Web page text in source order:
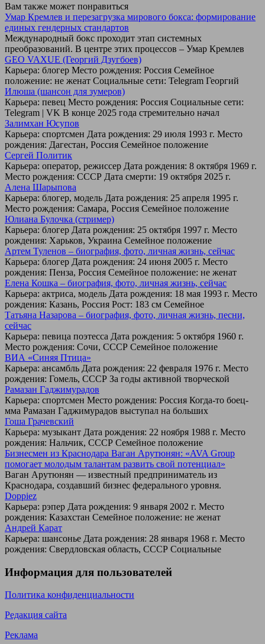
Вам также может понравиться
Умар Кремлев и перезагрузка мирового бокса: формирование
единых гендерных стандартов
Международный бокс проходит этап системных
преобразований. В центре этих процессов – Умар Кремлев
GEO VAXUE (Георгий Дзугбоев)
Карьера: блогер Место рождения: Россия Семейное
положение: не женат Социальные сети: Telegram Георгий
Илюша (шансон для зумеров)
Карьера: певец Место рождения: Россия Социальные сети:
Telegram | VK В конце 2025 года стремительно начал
Залимхан Юсупов
Карьера: спортсмен Дата рождения: 29 июля 1993 г. Место
рождения: Дагестан, Россия Семейное положение
Сергей Политик
Карьера: оператор, режиссер Дата рождения: 8 октября 1969 г.
Место рождения: СССР Дата смерти: 19 октября 2025 г.
Алена Шарыпова
Карьера: блогер, модель Дата рождения: 25 апреля 1995 г.
Место рождения: Самара, Россия Семейное положение
Юлиана Булочка (стример)
Карьера: блогер Дата рождения: 25 октября 1997 г. Место
рождения: Харьков, Украина Семейное положение
Артем Туленов – биография, фото, личная жизнь, сейчас
Карьера: блогер Дата рождения: 24 июня 2005 г. Место
рождения: Пенза, Россия Семейное положение: не женат
Елена Кошка – биография, фото, личная жизнь, сейчас
Карьера: актриса, модель Дата рождения: 18 мая 1993 г. Место
рождения: Казань, Россия Рост: 183 см Семейное
Татьяна Назарова – биография, фото, личная жизнь, песни,
сейчас
Карьера: певица поэтесса Дата рождения: 5 октября 1960 г.
Место рождения: Сочи, СССР Семейное положение
ВИА «Синяя Птица»
Карьера: ансамбль Дата рождения: 22 февраля 1976 г. Место
рождения: Гомель, СССР За годы активной творческой
Рамазан Гаджимурадов
Карьера: спортсмен Место рождения: Россия Когда-то боец-
мма Рамазан Гаджимурадов выступал на больших
Гоша Грачевский
Карьера: музыкант Дата рождения: 22 ноября 1988 г. Место
рождения: Нальчик, СССР Семейное положение
Бизнесмен из Краснодара Ваган Арутюнян: «AVA Group
помогает молодым талантам развить свой потенциал»
Ваган Арутюнян — известный предприниматель из
Краснодара, создавший бизнес федерального уровня.
Doppiez
Карьера: рэпер Дата рождения: 9 января 2002 г. Место
рождения: Казахстан Семейное положение: не женат
Андрей Карат
Карьера: шансонье Дата рождения: 28 января 1968 г. Место
рождения: Свердловская область, СССР Социальные
Информация для пользователей
Политика конфиденциальности
Редакция сайта
Реклама